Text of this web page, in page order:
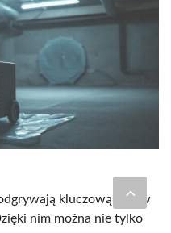
kluczową rolę w
nim można nie tylko